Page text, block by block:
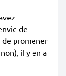
de
de promener
il y en a